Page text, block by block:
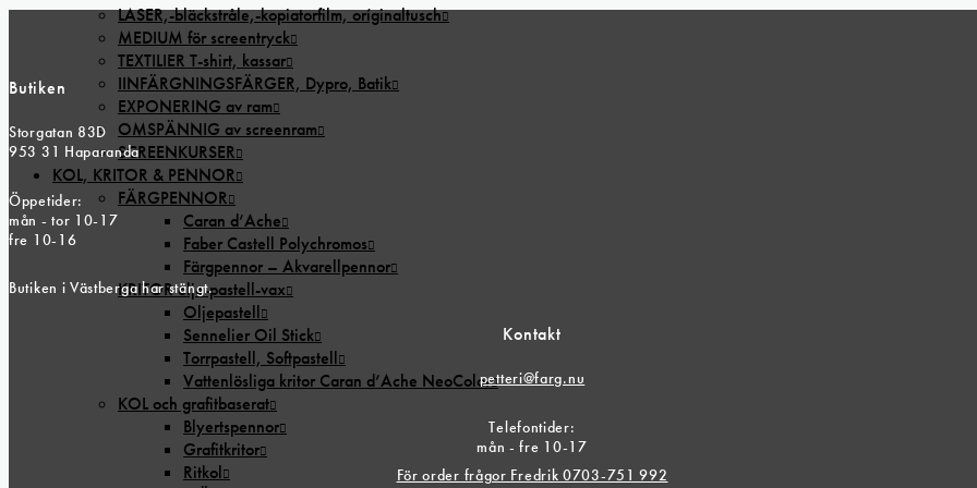
LASER,-bläckstråle,-kopiatorfilm, oríginaltusch
MEDIUM för screentryck
TEXTILIER T-shirt, kassar
IINFÄRGNINGSFÄRGER, Dypro, Batik
EXPONERING av ram
OMSPÄNNIG av screenram
SCREENKURSER
KOL, KRITOR & PENNOR
FÄRGPENNOR
Caran d’Ache
Faber Castell Polychromos
Färgpennor – Akvarellpennor
KRITOR olje-pastell-vax
Oljepastell
Sennelier Oil Stick
Torrpastell, Softpastell
Vattenlösliga kritor Caran d’Ache NeoColor
KOL och grafitbaserat
Blyertspennor
Grafitkritor
Ritkol
Butiken
Storgatan 83D
953 31 Haparanda
Öppetider:
mån - tor 10-17
fre 10-16
Butiken i Västberga har stängt.
Kontakt
petteri@farg.nu
Telefontider:
mån - fre 10-17
För order frågor Fredrik 0703-751 992